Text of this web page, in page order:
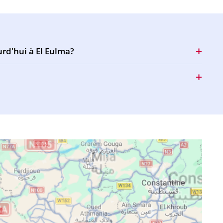
16:21 19:15
20:13
16:20 19:14
20:12
16:19 19:12
20:10
16:19 19:11
20:09
à El Eulma?